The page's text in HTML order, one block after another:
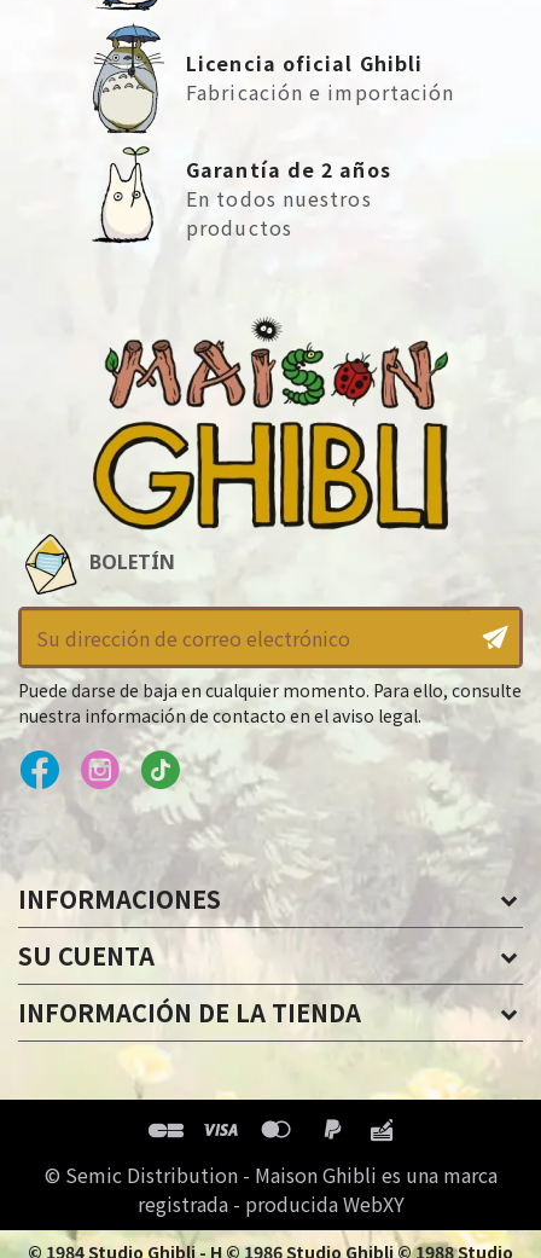
Licencia oficial Ghibli
Fabricación e importación
Garantía de 2 años
En todos nuestros
productos
BOLETÍN
Puede darse de baja en cualquier momento. Para ello, consulte
nuestra información de contacto en el aviso legal.
INFORMACIONES
SU CUENTA
INFORMACIÓN DE LA TIENDA
© Semic Distribution - Maison Ghibli es una marca
registrada - producida WebXY
© 1984 Studio Ghibli - H © 1986 Studio Ghibli © 1988 Studio